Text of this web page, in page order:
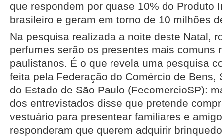
que respondem por quase 10% do Produto
brasileiro e geram em torno de 10 milhões
Na pesquisa realizada a noite deste Natal,
perfumes serão os presentes mais comuns
paulistanos. É o que revela uma pesquisa
feita pela Federação do Comércio de Bens,
do Estado de São Paulo (FecomercioSP):
dos entrevistados disse que pretende
vestuário para presentear familiares e
responderam que querem adquirir